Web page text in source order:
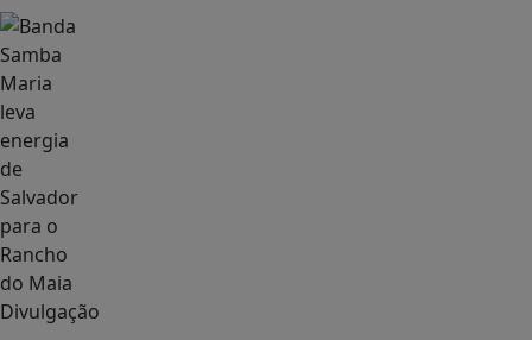
Divulgação